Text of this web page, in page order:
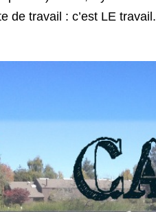
de travail : c’est LE travail.